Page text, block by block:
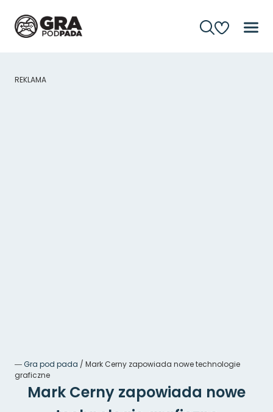
REKLAMA
―Gra pod pada / Mark Cerny zapowiada nowe technologie
graficzne
Mark Cerny zapowiada nowe